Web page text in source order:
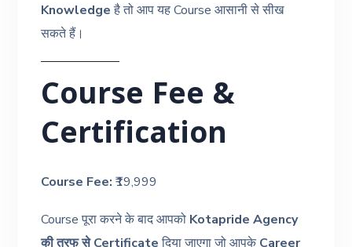
Knowledgeहै तो आप यह Course आसानी से सीख
सकते हैं।
Course Fee &
Certification
Course Fee: ₹19,999
Course पूरा करने के बाद आपको Kotapride Agency
की तरफ से Certificateदिया जाएगा जो आपके Career